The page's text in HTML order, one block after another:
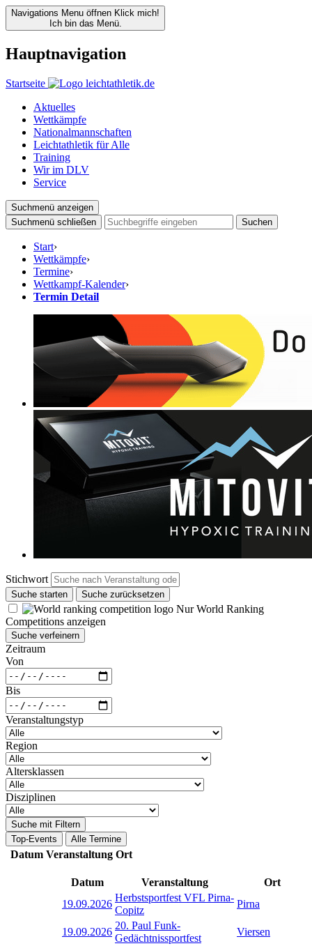
Navigations Menu öffnen Klick mich!
Ich bin das Menü.
Hauptnavigation
Startseite
Aktuelles
Wettkämpfe
Nationalmannschaften
Leichtathletik für Alle
Training
Wir im DLV
Service
Suchmenü anzeigen
Suchmenü schließen
Suchen
Start›
Wettkämpfe›
Termine›
Wettkampf-Kalender›
Termin Detail
Stichwort
Suche starten Suche zurücksetzen
Nur World Ranking
Competitions anzeigen
Suche verfeinern
Zeitraum
Von
Bis
Veranstaltungstyp
Region
Altersklassen
Disziplinen
Suche mit Filtern
Top-Events
Alle Termine
Datum Veranstaltung Ort
Datum Veranstaltung
Ort
19.09.2026
Herbstsportfest VFL Pirna-
Copitz
Pirna
19.09.2026
20. Paul Funk-
Gedächtnissportfest
Viersen